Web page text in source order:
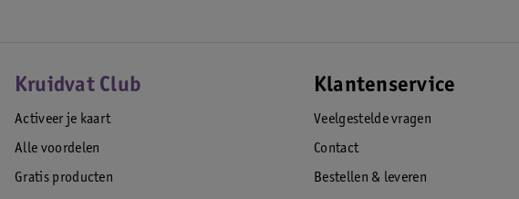
Kruidvat Club
Activeer je kaart
Alle voordelen
Gratis producten
Klantenservice
Veelgestelde vragen
Contact
Bestellen & leveren